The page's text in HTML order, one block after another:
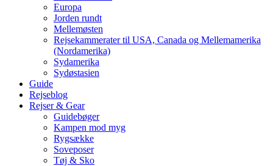
Europa
Jorden rundt
Mellemøsten
Rejsekammerater til USA, Canada og Mellemamerika
(Nordamerika)
Sydamerika
Sydøstasien
Guide
Rejseblog
Rejser & Gear
Guidebøger
Kampen mod myg
Rygsække
Soveposer
Tøj & Sko